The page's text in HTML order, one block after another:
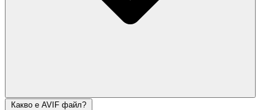
Какво е AVIF файл?